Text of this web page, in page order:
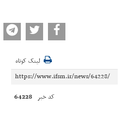
لینک کوتاه
کد خبر 64228